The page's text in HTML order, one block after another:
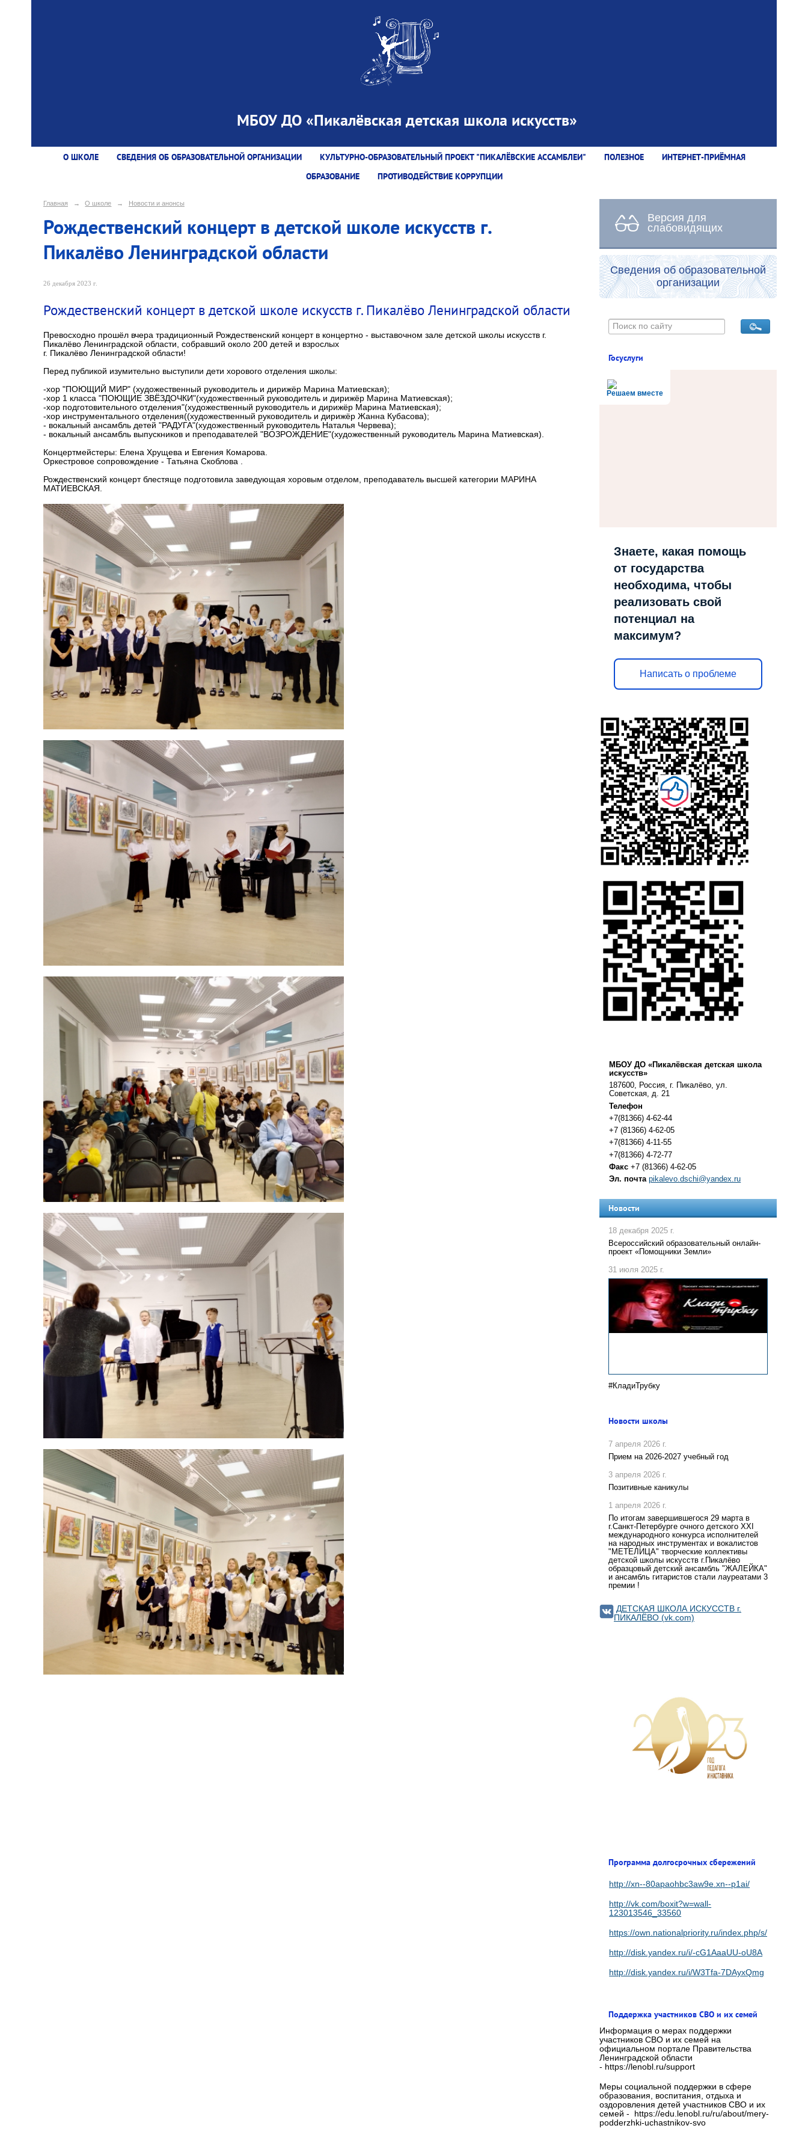
МБОУ ДО «Пикалёвская детская школа искусств»
О ШКОЛЕ СВЕДЕНИЯ ОБ ОБРАЗОВАТЕЛЬНОЙ ОРГАНИЗАЦИИ КУЛЬТУРНО-ОБРАЗОВАТЕЛЬНЫЙ ПРОЕКТ "ПИКАЛЁВСКИЕ АССАМБЛЕИ" ПОЛЕЗНОЕ
ИНТЕРНЕТ-ПРИЁМНАЯ
ОБРАЗОВАНИЕ
ПРОТИВОДЕЙСТВИЕ КОРРУПЦИИ
Главная → О школе → Новости и анонсы
Рождественский концерт в детской школе искусств г.
Пикалёво Ленинградской области
26 декабря 2023 г.
Рождественский концерт в детской школе искусств г. Пикалёво Ленинградской области
Превосходно прошёл вчера традиционный Рождественский концерт в концертно - выставочном зале детской школы искусств г.
Пикалёво Ленинградской области, собравший около 200 детей и взрослых
г. Пикалёво Ленинградской области!
Перед публикой изумительно выступили дети хорового отделения школы:
-хор "ПОЮЩИЙ МИР" (художественный руководитель и дирижёр Марина Матиевская);
-хор 1 класса "ПОЮЩИЕ ЗВЁЗДОЧКИ"(художественный руководитель и дирижёр Марина Матиевская);
-хор подготовительного отделения"(художественный руководитель и дирижёр Марина Матиевская);
-хор инструментального отделения((художественный руководитель и дирижёр Жанна Кубасова);
- вокальный ансамбль детей "РАДУГА"(художественный руководитель Наталья Червева);
- вокальный ансамбль выпускников и преподавателей "ВОЗРОЖДЕНИЕ"(художественный руководитель Марина Матиевская).
Концертмейстеры: Елена Хрущева и Евгения Комарова.
Оркестровое сопровождение - Татьяна Скоблова .
Рождественский концерт блестяще подготовила заведующая хоровым отделом, преподаватель высшей категории МАРИНА
МАТИЕВСКАЯ.
Версия для
слабовидящих
Сведения об образовательной
организации
Госуслуги
Решаем вместе
Знаете, какая помощь
от государства
необходима, чтобы
реализовать свой
потенциал на
максимум?
Написать о проблеме
МБОУ ДО «Пикалёвская детская школа
искусств»
187600, Россия, г. Пикалёво, ул.
Советская, д. 21
Телефон
+7(81366) 4-62-44
+7 (81366) 4-62-05
+7(81366) 4-11-55
+7(81366) 4-72-77
Факс +7 (81366) 4-62-05
Эл. почта pikalevo.dschi@yandex.ru
Новости
18 декабря 2025 г.
Всероссийский образовательный онлайн-
проект «Помощники Земли»
31 июля 2025 г.
#КладиТрубку
Новости школы
7 апреля 2026 г.
Прием на 2026-2027 учебный год
3 апреля 2026 г.
Позитивные каникулы
1 апреля 2026 г.
По итогам завершившегося 29 марта в
г.Санкт-Петербурге очного детского XXI
международного конкурса исполнителей
на народных инструментах и вокалистов
"МЕТЕЛИЦА" творческие коллективы
детской школы искусств г.Пикалёво
образцовый детский ансамбль "ЖАЛЕЙКА"
и ансамбль гитаристов стали лауреатами 3
премии !
ДЕТСКАЯ ШКОЛА ИСКУССТВ г.
ПИКАЛЁВО (vk.com)
Программа долгосрочных сбережений
http://xn--80apaohbc3aw9e.xn--p1ai/
http://vk.com/boxit?w=wall-
123013546_33560
https://own.nationalpriority.ru/index.php/s/
http://disk.yandex.ru/i/-cG1AaaUU-oU8A
http://disk.yandex.ru/i/W3Tfa-7DAyxQmg
Поддержка участников СВО и их семей
Информация о мерах поддержки
участников СВО и их семей на
официальном портале Правительства
Ленинградской области
- https://lenobl.ru/support
Меры социальной поддержки в сфере
образования, воспитания, отдыха и
оздоровления детей участников СВО и их
семей - https://edu.lenobl.ru/ru/about/mery-
podderzhki-uchastnikov-svo